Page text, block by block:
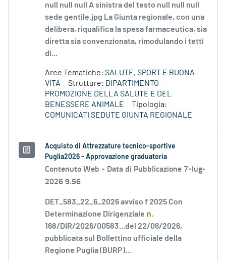
null null null A sinistra del testo null null null
sede gentile.jpg La Giunta regionale, con una
delibera, riqualifica la spesa farmaceutica, sia
diretta sia convenzionata, rimodulando i tetti
di...
Aree Tematiche: SALUTE, SPORT E BUONA
VITA
Strutture: DIPARTIMENTO
PROMOZIONE DELLA SALUTE E DEL
BENESSERE ANIMALE
Tipologia:
COMUNICATI SEDUTE GIUNTA REGIONALE
Acquisto di Attrezzature tecnico-sportive
Puglia2026 - Approvazione graduatoria
Contenuto Web - Data di Pubblicazione 7-lug-
2026 9.56
DET_583_22_6_2026 avviso f 2025 Con
Determinazione Dirigenziale n.
168/DIR/2026/00583...del 22/06/2026,
pubblicata sul Bollettino ufficiale della
Regione Puglia (BURP)...